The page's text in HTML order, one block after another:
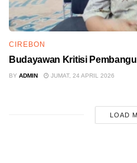
CIREBON
Budayawan Kritisi
BY ADMIN JUMAT, 24 APRIL 2026
LOAD